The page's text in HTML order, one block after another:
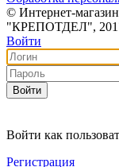
© Интернет-
"КРЕПОТДЕЛ",
Войти
Войти
Войти как
Регистрация